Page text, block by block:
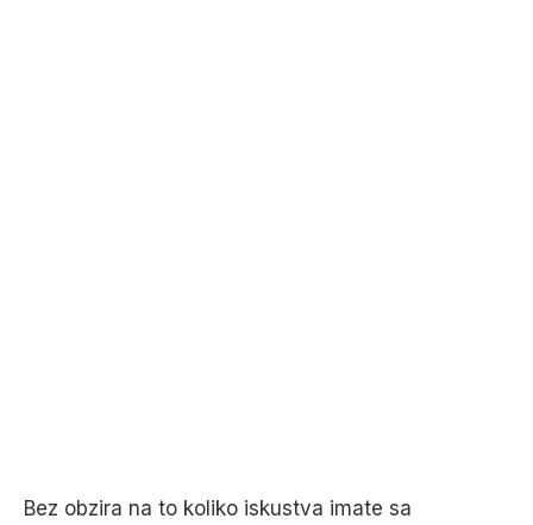
Bez obzira na to koliko iskustva imate sa